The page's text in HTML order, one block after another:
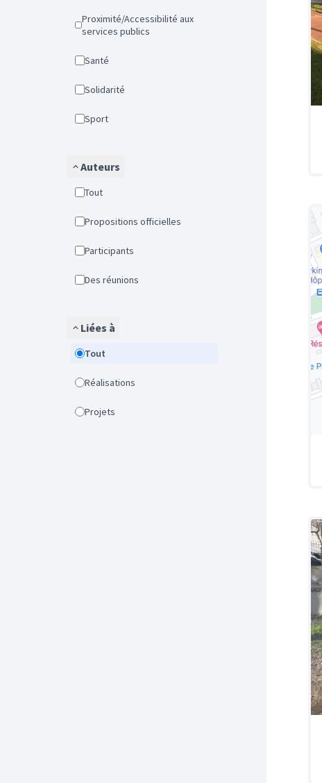
Proximité/Accessibilité aux
services publics
Santé
Solidarité
Sport
Auteurs
Tout
Propositions officielles
Participants
Des réunions
Liées à
Tout
Réalisations
Projets